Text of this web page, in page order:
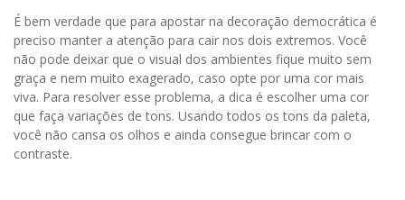
É bem verdade que para apostar na decoração democrática é
preciso manter a atenção para cair nos dois extremos. Você
não pode deixar que o visual dos ambientes fique muito sem
graça e nem muito exagerado, caso opte por uma cor mais
viva. Para resolver esse problema, a dica é escolher uma cor
que faça variações de tons. Usando todos os tons da paleta,
você não cansa os olhos e ainda consegue brincar com o
contraste.